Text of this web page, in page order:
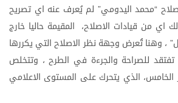
“محمد اليدومي” لم يُعرف عنه اي تصريح
اي من قيادات الاصلاح، المقيمة حاليا خارج
” ، وهناتُعرض وجهة نظر الاصلاح التي يكررها
تفتقد للصراحة والجرءة في الطرح ، وتتخلص
الخامس، الذي يتحرك على المستوى الاعلامي